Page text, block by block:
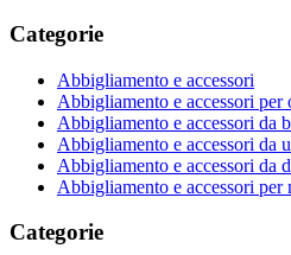
Categorie
Abbigliamento e accessori
Abbigliamento e accessori per
Abbigliamento e accessori da
Abbigliamento e accessori da
Abbigliamento e accessori da
Abbigliamento e accessori per
Categorie